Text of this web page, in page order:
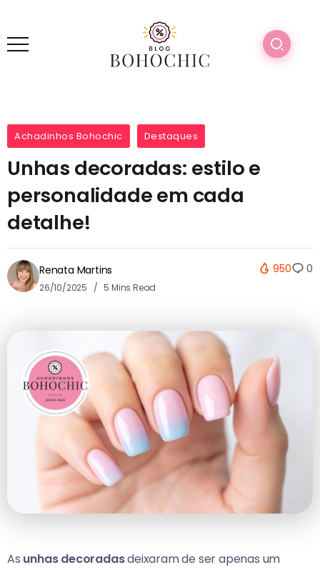
Achadinhos Bohochic Destaques
Unhas decoradas: estilo e
personalidade em cada
detalhe!
Renata Martins
26/10/2025 5 Mins Read
950 0
As unhas decoradasdeixaram de ser apenas um